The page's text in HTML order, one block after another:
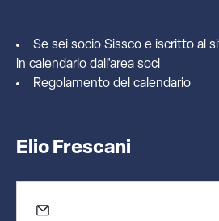
Se sei socio Sissco e iscritto al
in calendario dall'area soci
Regolamento del calendario
Elio Frescani